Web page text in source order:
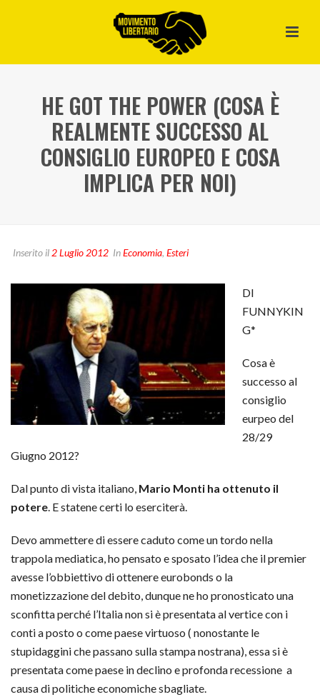
HE GOT THE POWER (COSA È
REALMENTE SUCCESSO AL
CONSIGLIO EUROPEO E COSA
IMPLICA PER NOI)
Inserito il 2 Luglio 2012 InEconomia, Esteri
DI
FUNNYKIN
G*
Cosa è
successo al
consiglio
eurpeo del
28/29
Giugno 2012?
Dal punto di vista italiano, Mario Monti ha ottenuto il
potere. E statene certi lo eserciterà.
Devo ammettere di essere caduto come un tordo nella
trappola mediatica, ho pensato e sposato l’idea che il premier
avesse l’obbiettivo di ottenere eurobonds o la
monetizzazione del debito, dunque ne ho pronosticato una
sconfitta perché l’Italia non si è presentata al vertice con i
conti a posto o come paese virtuoso ( nonostante le
stupidaggini che passano sulla stampa nostrana), essa si è
presentata come paese in declino e profonda recessione a
causa di politiche economiche sbagliate.